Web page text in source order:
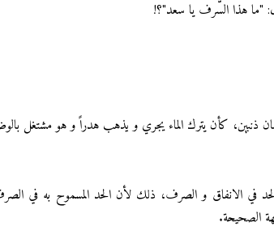
"ما هذا السّرف‏ يا سعد"؟!
ذنبين، كأن يترك الماء يجري و يذهب هدراً و هو مشتغل
في الانفاق و الصرف، ذلك لأن الحد المسموح به في
الصحيحة.